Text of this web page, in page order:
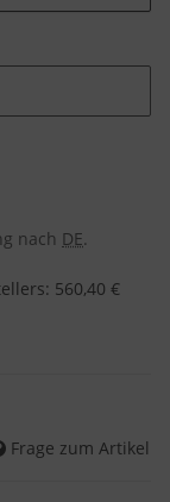
nach DE.
: 560,40 €
Frage zum Artikel